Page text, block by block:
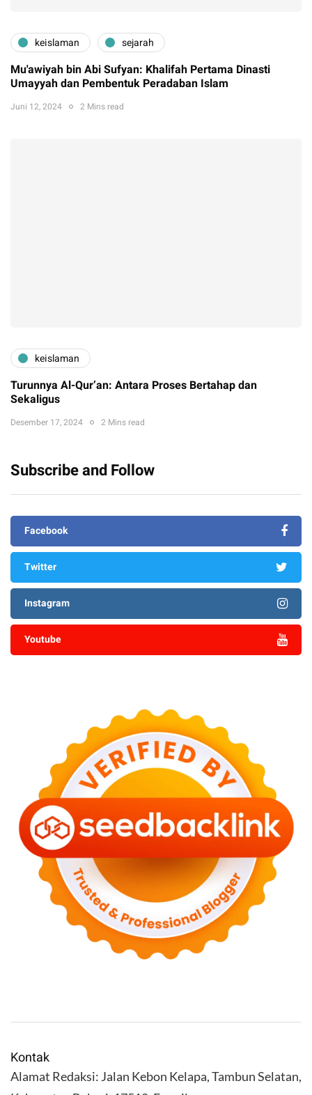
keislaman sejarah
Mu'awiyah bin Abi Sufyan: Khalifah Pertama Dinasti
Umayyah dan Pembentuk Peradaban Islam
Juni 12, 2024 2 Mins read
keislaman
Turunnya Al-Qur’an: Antara Proses Bertahap dan
Sekaligus
Desember 17, 2024 2 Mins read
Subscribe and Follow
Facebook
Twitter
Instagram
Youtube
Kontak
Alamat Redaksi: Jalan Kebon Kelapa, Tambun Selatan,